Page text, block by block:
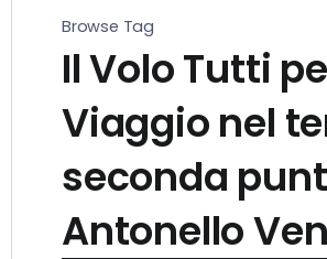
Browse Tag
Il Volo Tutti
Viaggio nel
seconda
Antonello